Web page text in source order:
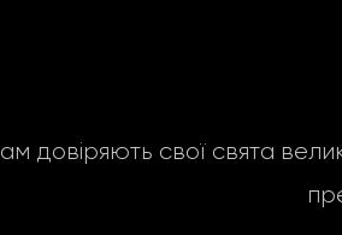
довіряють свої свята